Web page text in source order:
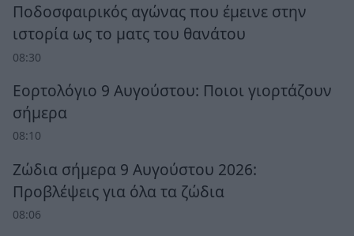
Ποδοσφαιρικός αγώνας που έμεινε στην
ιστορία ως το ματς του θανάτου
08:30
Εορτολόγιο 9 Αυγούστου: Ποιοι γιορτάζουν
σήμερα
08:10
Ζώδια σήμερα 9 Αυγούστου 2026:
Προβλέψεις για όλα τα ζώδια
08:06